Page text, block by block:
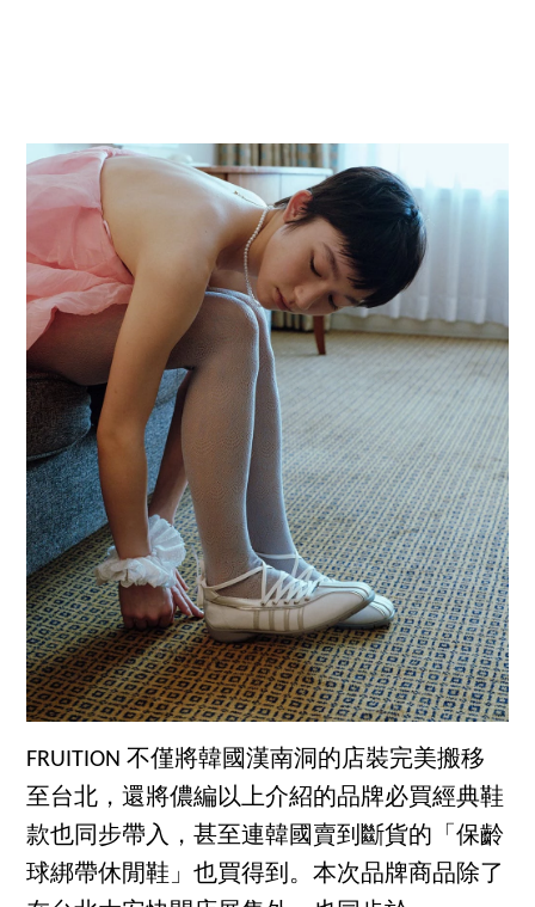
FRUITION 不僅將韓國漢南洞的店裝完美搬移
至台北，還將儂編以上介紹的品牌必買經典鞋
款也同步帶入，甚至連韓國賣到斷貨的「保齡
球綁帶休閒鞋」也買得到。本次品牌商品除了